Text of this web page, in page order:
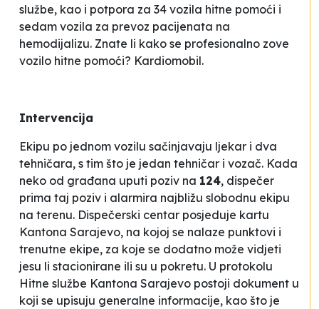
službe, kao i potpora za 34 vozila hitne pomoći i
sedam vozila za prevoz pacijenata na
hemodijalizu. Znate li kako se profesionalno zove
vozilo hitne pomoći? Kardiomobil.
Intervencija
Ekipu po jednom vozilu sačinjavaju ljekar i dva
tehničara, s tim što je jedan tehničar i vozač. Kada
neko od građana uputi poziv na 124, dispečer
prima taj poziv i alarmira najbližu slobodnu ekipu
na terenu. Dispečerski centar posjeduje kartu
Kantona Sarajevo, na kojoj se nalaze punktovi i
trenutne ekipe, za koje se dodatno može vidjeti
jesu li stacionirane ili su u pokretu. U protokolu
Hitne službe Kantona Sarajevo postoji dokument u
koji se upisuju generalne informacije, kao što je